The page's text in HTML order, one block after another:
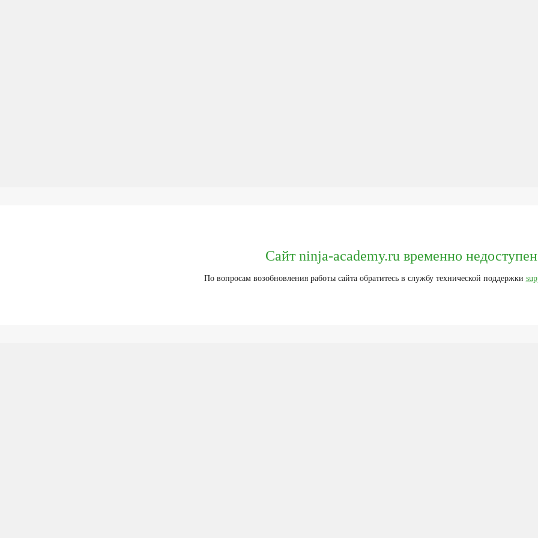
Сайт ninja-academy.ru временно
По вопросам возобновления работы сайта обратитесь в службу технической поддержки